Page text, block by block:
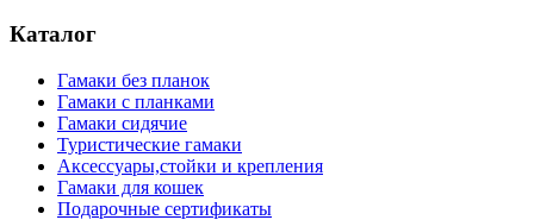
Каталог
Гамаки без планок
Гамаки с планками
Гамаки сидячие
Туристические гамаки
Аксессуары,стойки и крепления
Гамаки для кошек
Подарочные сертификаты